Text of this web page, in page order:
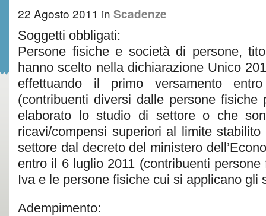
22 Agosto 2011 in Scadenze
Soggetti obbligati:
Persone fisiche e società di persone,
hanno scelto nella dichiarazione Unico
effettuando il primo versamento
(contribuenti diversi dalle persone
elaborato lo studio di settore o che
ricavi/compensi superiori al limite
settore dal decreto del ministero
entro il 6 luglio 2011 (contribuenti
Iva e le persone fisiche cui si applicano gli
Adempimento: